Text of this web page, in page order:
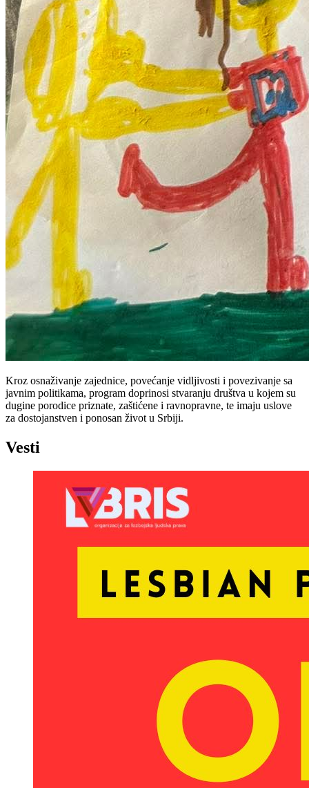
Kroz osnaživanje zajednice, povećanje vidljivosti i povezivanje sa
javnim politikama, program doprinosi stvaranju društva u kojem su
dugine porodice priznate, zaštićene i ravnopravne, te imaju uslove
za dostojanstven i ponosan život u Srbiji.
Vesti